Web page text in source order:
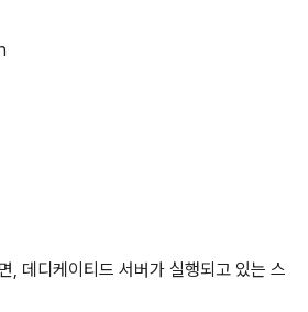
데디케이티드 서버가 실행되고 있는 스